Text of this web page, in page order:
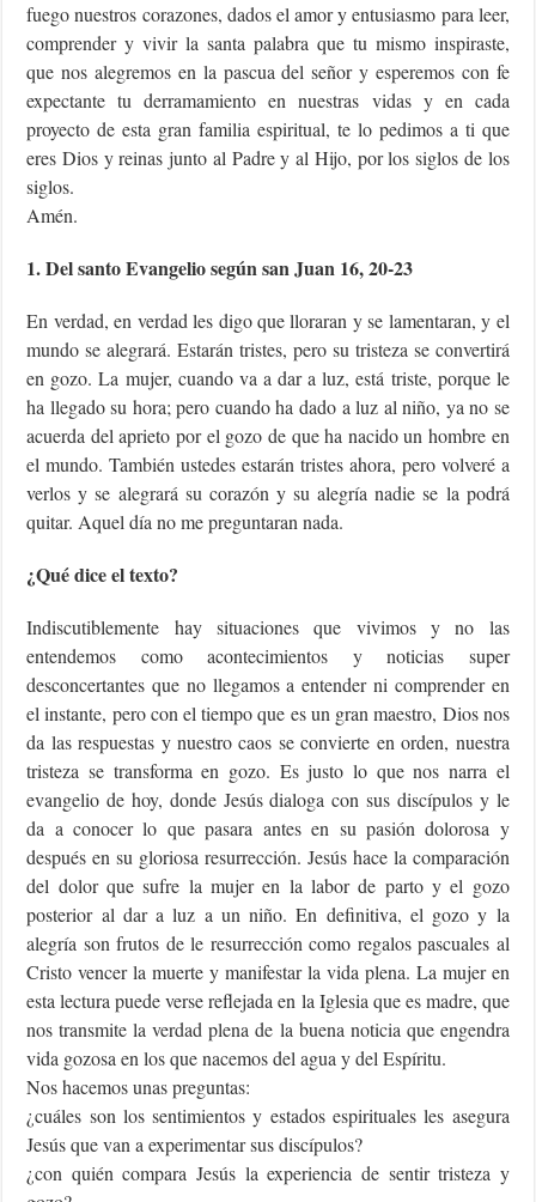
fuego nuestros corazones, dados el amor y entusiasmo para leer,
comprender y vivir la santa palabra que tu mismo inspiraste,
que nos alegremos en la pascua del señor y esperemos con fe
expectante tu derramamiento en nuestras vidas y en cada
proyecto de esta gran familia espiritual, te lo pedimos a ti que
eres Dios y reinas junto al Padre y al Hijo, por los siglos de los
siglos.
Amén.
1. Del santo Evangelio según san Juan 16, 20-23
En verdad, en verdad les digo que lloraran y se lamentaran, y el
mundo se alegrará. Estarán tristes, pero su tristeza se convertirá
en gozo. La mujer, cuando va a dar a luz, está triste, porque le
ha llegado su hora; pero cuando ha dado a luz al niño, ya no se
acuerda del aprieto por el gozo de que ha nacido un hombre en
el mundo. También ustedes estarán tristes ahora, pero volveré a
verlos y se alegrará su corazón y su alegría nadie se la podrá
quitar. Aquel día no me preguntaran nada.
¿Qué dice el texto?
Indiscutiblemente hay situaciones que vivimos y no las
entendemos como acontecimientos y noticias super
desconcertantes que no llegamos a entender ni comprender en
el instante, pero con el tiempo que es un gran maestro, Dios nos
da las respuestas y nuestro caos se convierte en orden, nuestra
tristeza se transforma en gozo. Es justo lo que nos narra el
evangelio de hoy, donde Jesús dialoga con sus discípulos y le
da a conocer lo que pasara antes en su pasión dolorosa y
después en su gloriosa resurrección. Jesús hace la comparación
del dolor que sufre la mujer en la labor de parto y el gozo
posterior al dar a luz a un niño. En definitiva, el gozo y la
alegría son frutos de le resurrección como regalos pascuales al
Cristo vencer la muerte y manifestar la vida plena. La mujer en
esta lectura puede verse reflejada en la Iglesia que es madre, que
nos transmite la verdad plena de la buena noticia que engendra
vida gozosa en los que nacemos del agua y del Espíritu.
Nos hacemos unas preguntas:
¿cuáles son los sentimientos y estados espirituales les asegura
Jesús que van a experimentar sus discípulos?
¿con quién compara Jesús la experiencia de sentir tristeza y